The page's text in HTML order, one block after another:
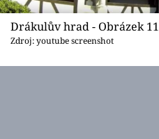
Drákulův hrad - Obrázek 11
Zdroj: youtube screenshot